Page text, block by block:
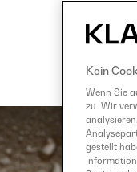
Kein
Wenn Sie
zu. Wir
gestellt